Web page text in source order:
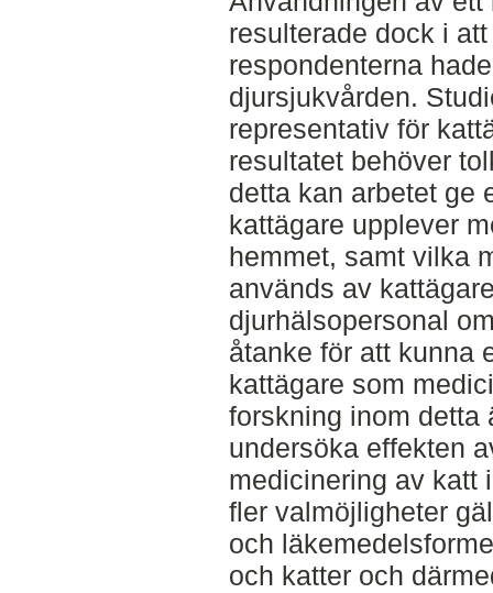
resulterade dock i
respondenterna
djursjukvården.
representativ för
resultatet behöver
detta kan arbetet ge
kattägare upplever
hemmet, samt vilka
används av
djurhälsopersonal
åtanke för att kunna
kattägare som
forskning inom detta
undersöka effekten
medicinering av katt
fler valmöjligheter
och
och katter och